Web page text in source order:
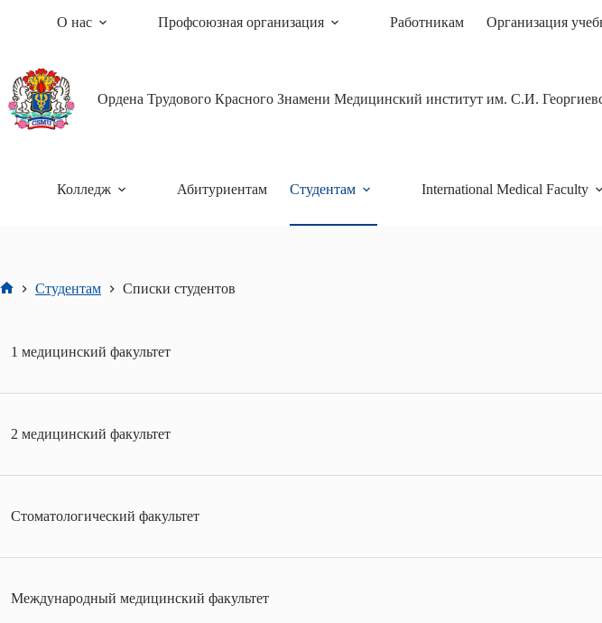
О нас Профсоюзная организация Работникам Организация
Ордена Трудового Красного Знамени Медицинский институт им. С.И.
Колледж Абитуриентам Студентам International Medical Faculty
Студентам Списки студентов
1 медицинский факультет
2 медицинский факультет
Стоматологический факультет
Международный медицинский факультет